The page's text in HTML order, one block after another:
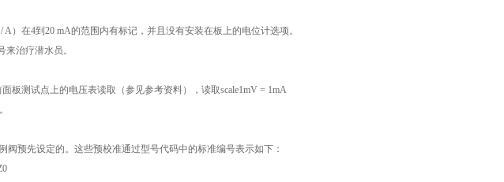
/ A）在4到20 mA的范围内有标记，并且没有安装在板上的电位计选项。
治疗潜水员。
板测试点上的电压表读取（参见参考资料），读取scale1mV = 1mA
预先设定的。这些预校准通过型号代码中的标准编号表示如下：